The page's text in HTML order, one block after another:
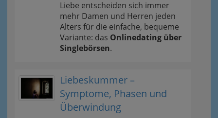
Liebe entscheiden sich immer
mehr Damen und Herren jeden
Alters für die einfache, bequeme
Variante: das Onlinedating über
Singlebörsen.
Liebeskummer –
Symptome, Phasen und
Überwindung